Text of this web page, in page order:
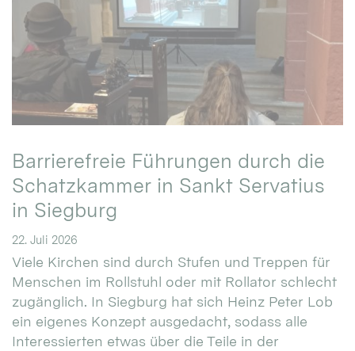
Barrierefreie Führungen durch die
Schatzkammer in Sankt Servatius
in Siegburg
22. Juli 2026
Viele Kirchen sind durch Stufen und Treppen für
Menschen im Rollstuhl oder mit Rollator schlecht
zugänglich. In Siegburg hat sich Heinz Peter Lob
ein eigenes Konzept ausgedacht, sodass alle
Interessierten etwas über die Teile in der